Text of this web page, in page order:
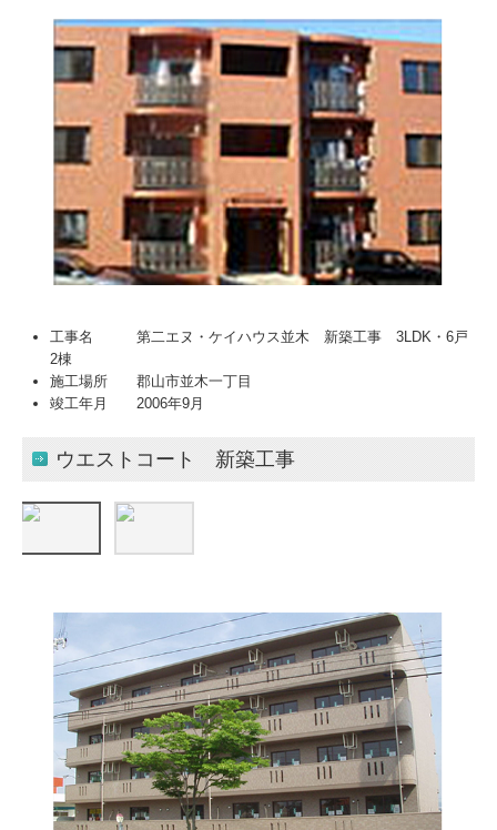
工事名 第二エヌ・ケイハウス並木 新築工事 3LDK・6戸
2棟
施工場所 郡山市並木一丁目
竣工年月 2006年9月
ウエストコート 新築工事